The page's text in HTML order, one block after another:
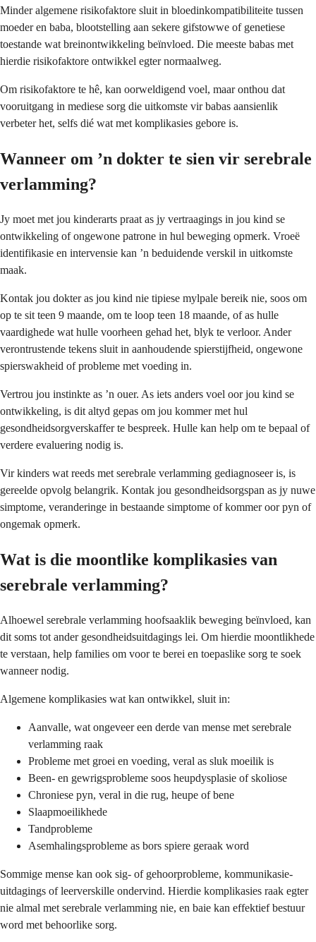
Minder algemene risikofaktore sluit in bloedinkompatibiliteite tussen
moeder en baba, blootstelling aan sekere gifstowwe of genetiese
toestande wat breinontwikkeling beïnvloed. Die meeste babas met
hierdie risikofaktore ontwikkel egter normaalweg.
Om risikofaktore te hê, kan oorweldigend voel, maar onthou dat
vooruitgang in mediese sorg die uitkomste vir babas aansienlik
verbeter het, selfs dié wat met komplikasies gebore is.
Wanneer om ’n dokter te sien vir serebrale
verlamming?
Jy moet met jou kinderarts praat as jy vertraagings in jou kind se
ontwikkeling of ongewone patrone in hul beweging opmerk. Vroeë
identifikasie en intervensie kan ’n beduidende verskil in uitkomste
maak.
Kontak jou dokter as jou kind nie tipiese mylpale bereik nie, soos om
op te sit teen 9 maande, om te loop teen 18 maande, of as hulle
vaardighede wat hulle voorheen gehad het, blyk te verloor. Ander
verontrustende tekens sluit in aanhoudende spierstijfheid, ongewone
spierswakheid of probleme met voeding in.
Vertrou jou instinkte as ’n ouer. As iets anders voel oor jou kind se
ontwikkeling, is dit altyd gepas om jou kommer met hul
gesondheidsorgverskaffer te bespreek. Hulle kan help om te bepaal of
verdere evaluering nodig is.
Vir kinders wat reeds met serebrale verlamming gediagnoseer is, is
gereelde opvolg belangrik. Kontak jou gesondheidsorgspan as jy nuwe
simptome, veranderinge in bestaande simptome of kommer oor pyn of
ongemak opmerk.
Wat is die moontlike komplikasies van
serebrale verlamming?
Alhoewel serebrale verlamming hoofsaaklik beweging beïnvloed, kan
dit soms tot ander gesondheidsuitdagings lei. Om hierdie moontlikhede
te verstaan, help families om voor te berei en toepaslike sorg te soek
wanneer nodig.
Algemene komplikasies wat kan ontwikkel, sluit in:
Aanvalle, wat ongeveer een derde van mense met serebrale
verlamming raak
Probleme met groei en voeding, veral as sluk moeilik is
Been- en gewrigsprobleme soos heupdysplasie of skoliose
Chroniese pyn, veral in die rug, heupe of bene
Slaapmoeilikhede
Tandprobleme
Asemhalingsprobleme as bors spiere geraak word
Sommige mense kan ook sig- of gehoorprobleme, kommunikasie-
uitdagings of leerverskille ondervind. Hierdie komplikasies raak egter
nie almal met serebrale verlamming nie, en baie kan effektief bestuur
word met behoorlike sorg.